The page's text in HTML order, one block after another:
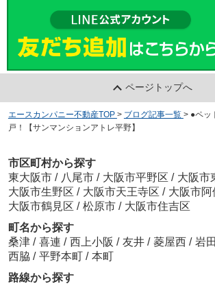
ページトップへ
エースカンパニー不動産TOP > ブログ記事一覧 > ●ペッ
戸！【サンマンションアトレ平野】
市区町村から探す
東大阪市 / 八尾市 / 大阪市平野区 / 大阪市
大阪市生野区 / 大阪市天王寺区 / 大阪市阿
大阪市鶴見区 / 松原市 / 大阪市住吉区
町名から探す
桑津 / 喜連 / 西上小阪 / 友井 / 菱屋西 / 岩
西脇 / 平野本町 / 本町
路線から探す